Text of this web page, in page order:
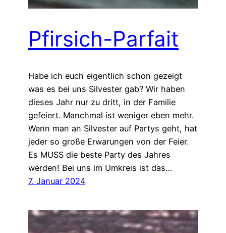
Pfirsich-Parfait
Habe ich euch eigentlich schon gezeigt
was es bei uns Silvester gab? Wir haben
dieses Jahr nur zu dritt, in der Familie
gefeiert. Manchmal ist weniger eben mehr.
Wenn man an Silvester auf Partys geht, hat
jeder so große Erwarungen von der Feier.
Es MUSS die beste Party des Jahres
werden! Bei uns im Umkreis ist das…
7. Januar 2024